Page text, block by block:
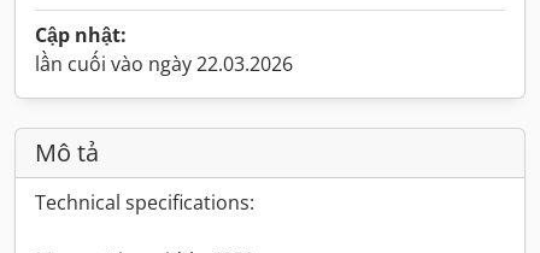
Cập nhật:
lần cuối vào ngày 22.03.2026
Mô tả
Technical specifications: